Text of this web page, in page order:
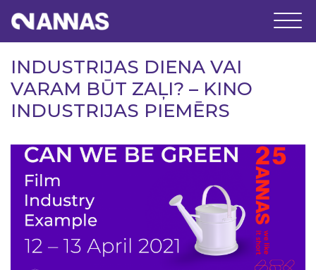
INDUSTRIJAS DIENA VAI
VARAM BŪT ZAĻI? – KINO
INDUSTRIJAS PIEMĒRS